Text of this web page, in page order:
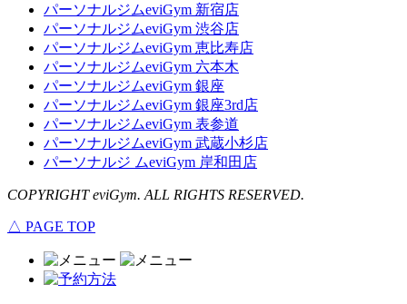
パーソナルジムeviGym 新宿店
パーソナルジムeviGym 渋谷店
パーソナルジムeviGym 恵比寿店
パーソナルジムeviGym 六本木
パーソナルジムeviGym 銀座
パーソナルジムeviGym 銀座3rd店
パーソナルジムeviGym 表参道
パーソナルジムeviGym 武蔵小杉店
パーソナルジ ムeviGym 岸和田店
COPYRIGHT eviGym. ALL RIGHTS RESERVED.
△ PAGE TOP